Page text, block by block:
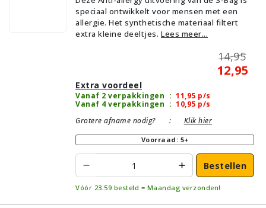
speciaal ontwikkelt voor mensen met een
allergie. Het synthetische materiaal filtert
extra kleine deeltjes. Lees meer...
14,95
12,95
Extra voordeel
Vanaf 2 verpakkingen : 11,95 p/s
Vanaf 4 verpakkingen : 10,95 p/s
Grotere afname nodig?
: Klik hier
Voorraad: 5+
Bestellen
Vóór 23:59 besteld = Maandag verzonden!